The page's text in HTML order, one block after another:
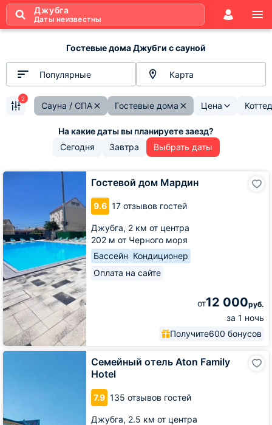
Джубга
Даты неизвестны
Гостевые дома Джубги с сауной
Популярные Карта
Сауна / СПА Гостевые дома Цена
2
Сегодня Завтра Выбрать даты
Гостевой дом Мардин
9.6 17 отзывов гостей
Джубга, 2 км от центра
202 м от Черного моря
Бассейн Кондиционер
Оплата на сайте
от12 000руб.
за 1 ночь
Получите600 бонусов
Гостевой
Семейный отель Aton Family
Hotel
7.9 135 отзывов гостей
Джубга, 2.5 км от центра
Семейный